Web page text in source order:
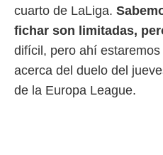
de
un
o acceder
cuarto de LaLiga.
fichar son limitadas,
difícil, pero ahí
acerca del duelo del
de la Europa League.